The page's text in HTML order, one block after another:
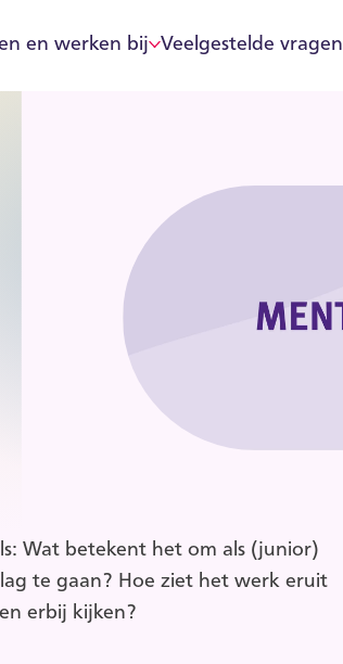
en werken bij Veelgestelde vragen
Wat betekent het om als (junior)
te gaan? Hoe ziet het werk eruit
erbij kijken?